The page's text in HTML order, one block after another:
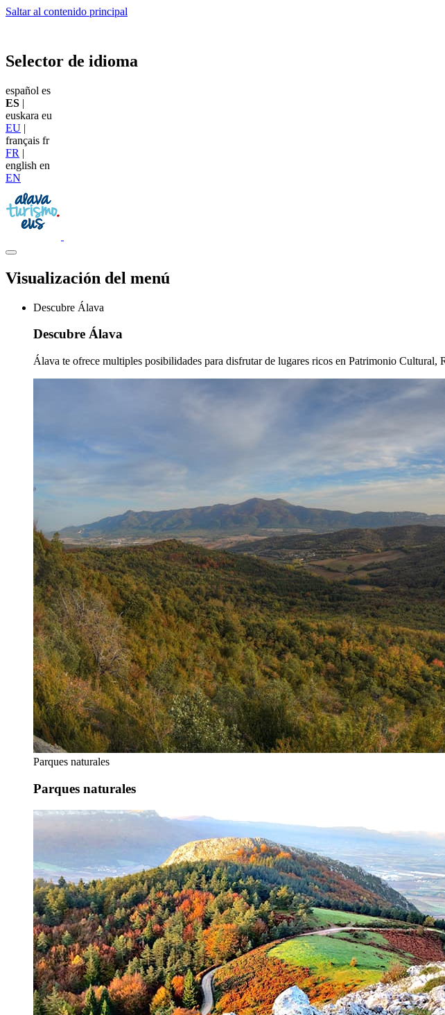
Saltar al contenido principal
Selector de idioma
español es
ES |
euskara eu
EU |
français fr
FR |
english en
EN
Visualización del menú
Descubre Álava
Descubre Álava
Álava te ofrece multiples posibilidades para disfrutar de lugares ricos en Patrimonio
Parques naturales
Parques naturales